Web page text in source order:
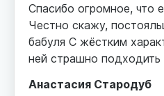
Спасибо огромное, что
Честно скажу,
бабуля С жёстким
ней страшно
внимателен, аккуратен,
Анастасия Стародуб